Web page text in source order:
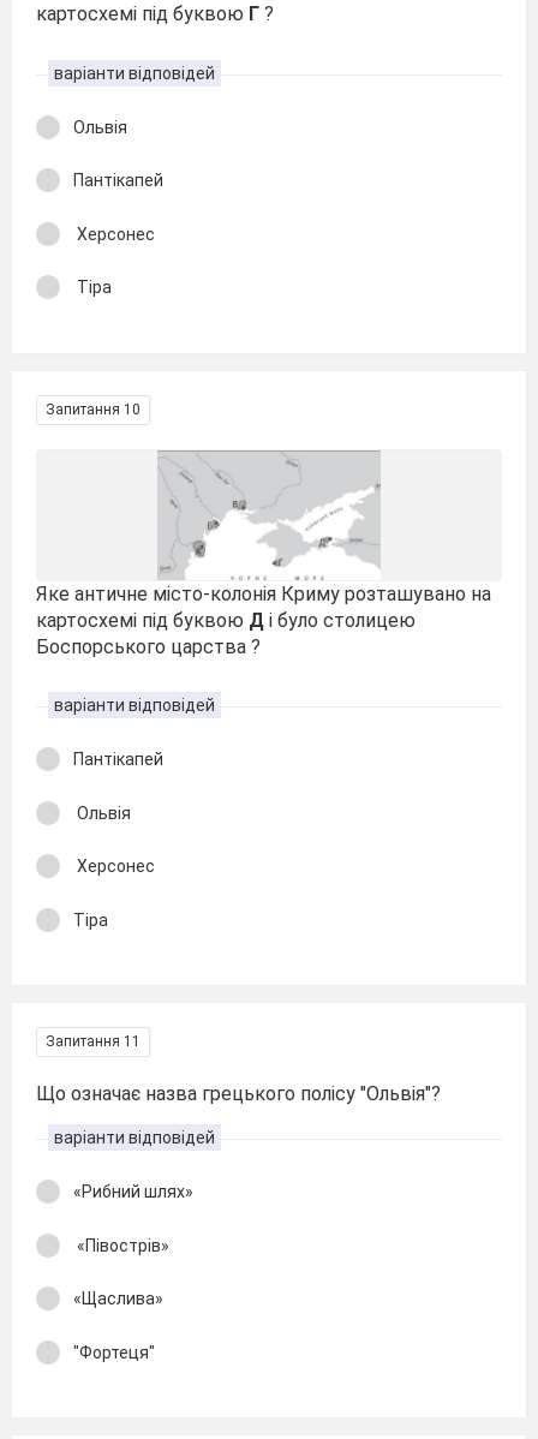
картосхемі під буквою Г ?
варіанти відповідей
Ольвія
Пантікапей
Херсонес
Тіра
Запитання 10
Яке античне місто-колонія Криму розташувано на
картосхемі під буквою Д і було столицею
Боспорського царства ?
варіанти відповідей
Пантікапей
Ольвія
Херсонес
Тіра
Запитання 11
Що означає назва грецького полісу "Ольвія"?
варіанти відповідей
«Рибний шлях»
«Півострів»
«Щаслива»
"Фортеця"